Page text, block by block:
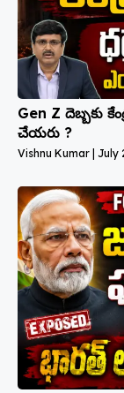
Gen Z దెబ్బకు
చేయరు ?
Vishnu Kumar July